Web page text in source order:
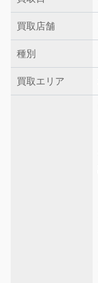
買取店舗
種別
買取エリア